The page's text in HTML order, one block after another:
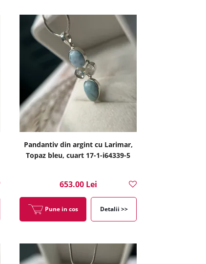
Pandantiv din argint cu Larimar,
Topaz bleu, cuart 17-1-i64339-5
653.00 Lei
Pune in cos Detalii >>